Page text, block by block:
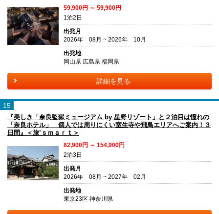
59,900円 ～ 59,900円
1泊2日
出発月
2026年 08月 ~ 2026年 10月
出発地
岡山県 広島県 福岡県
詳細を見る
15
『美しき「奈良監獄ミュージアム by 星野リゾート」と２泊目は憧れの
「奈良ホテル」 個人では周りにくい室生寺や飛鳥エリアへご案内！３
日間』＜旅’ｓｍａｒｔ＞
82,900円 ～ 154,900円
2泊3日
出発月
2026年 08月 ~ 2027年 02月
出発地
東京23区 神奈川県